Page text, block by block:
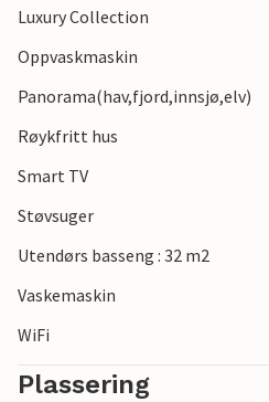
Luxury Collection
Oppvaskmaskin
Panorama(hav,fjord,innsjø,elv)
Røykfritt hus
Smart TV
Støvsuger
Utendørs basseng : 32 m2
Vaskemaskin
WiFi
Plassering